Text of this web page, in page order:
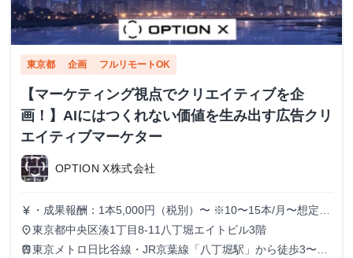
東京都 企画 フルリモートOK
【マーケティング視点でクリエイティブを企
画！】AIにはつくれない価値を生み出す広告クリ
エイティブマーケター
OPTION X株式会社
currency_yen ・成果報酬：1本5,000円（税別）〜 ※10〜15本/月〜想定
※経験、実績、能力等によって変動 ※トライアル期間の場
合変動あり
place東京都中央区湊1丁目8-11八丁堀エイトビル3階
train東京メトロ日比谷線・JR京葉線「八丁堀駅」から徒歩3〜6